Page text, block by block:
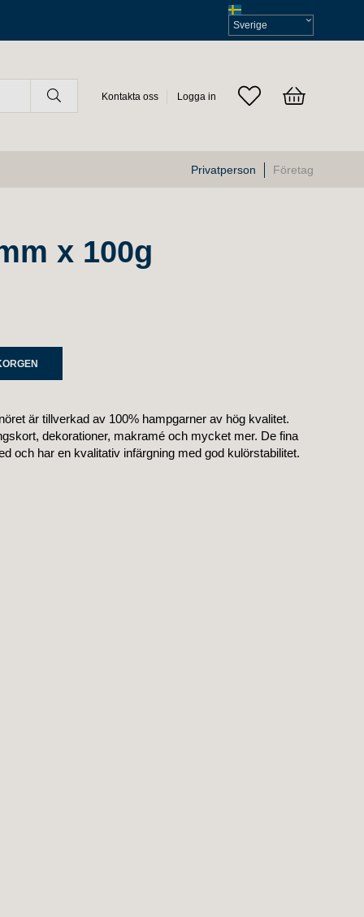
Välj
moms
Kontakta oss Logga in
Privatperson Företag
x 100g
är tillverkad av 100% hampgarner av hög kvalitet.
dekorationer, makramé och mycket mer. De fina
och har en kvalitativ infärgning med god kulörstabilitet.